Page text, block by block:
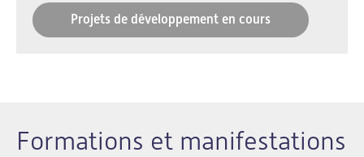
Projets de développement en cours
Formations et manifestations